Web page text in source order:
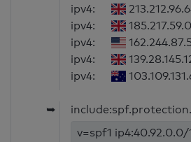
ipv4:
ipv4:
ipv4:
ipv4:
ipv4:
➥
v=spf1 ip4:40.92.0.0/